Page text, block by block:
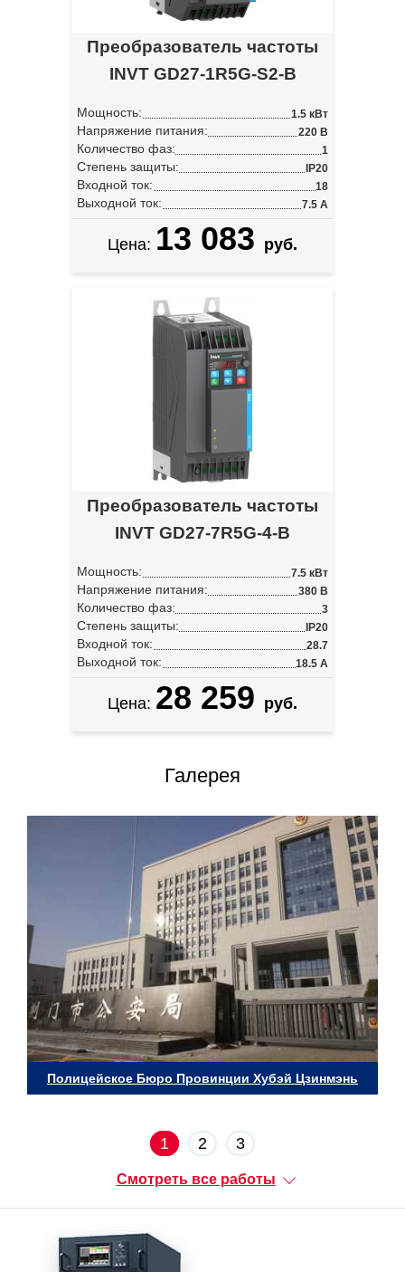
Преобразователь частоты
INVT GD27-1R5G-S2-B
Мощность: 1.5 кВт
Напряжение питания: 220 В
Количество фаз: 1
Степень защиты: IP20
Входной ток: 18
Выходной ток: 7.5 А
Цена: 13 083 руб.
Преобразователь частоты
INVT GD27-7R5G-4-B
Мощность: 7.5 кВт
Напряжение питания: 380 В
Количество фаз: 3
Степень защиты: IP20
Входной ток: 28.7
Выходной ток: 18.5 А
Цена: 28 259 руб.
Галерея
Полицейское Бюро Провинции Хубэй Цзинмэнь
1 2 3
Смотреть все работы